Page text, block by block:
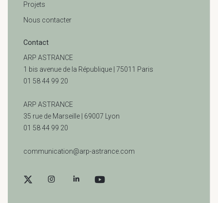
Projets
Nous contacter
Contact
ARP ASTRANCE
1 bis avenue de la République | 75011 Paris
01 58 44 99 20
ARP ASTRANCE
35 rue de Marseille | 69007 Lyon
01 58 44 99 20
communication@arp-astrance.com